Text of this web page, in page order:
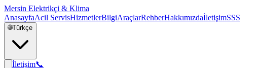
Mersin Elektrikçi & Klima
AnasayfaAcil ServisHizmetlerBilgiAraçlarRehberHakkımızdaİletişimSSS
🌐Türkçe
İletişim📞